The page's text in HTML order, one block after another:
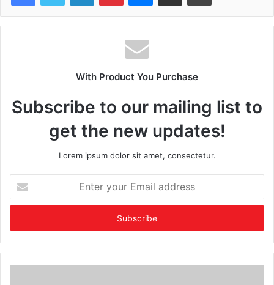
With Product You Purchase
Subscribe to our mailing list to
get the new updates!
Lorem ipsum dolor sit amet, consectetur.
your
Email